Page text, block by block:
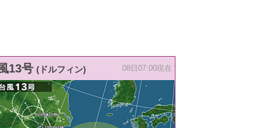
13号 (ドルフィン) 08日07:00現在